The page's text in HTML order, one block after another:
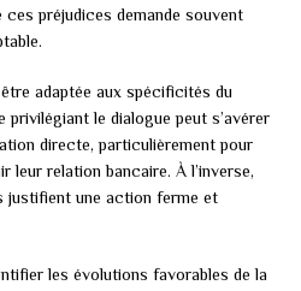
préjudices demande souvent
adaptée aux spécificités du
privilégiant le dialogue peut s’avérer
directe, particulièrement pour
leur relation bancaire. À l’inverse,
justifient une action ferme et
les évolutions favorables de la